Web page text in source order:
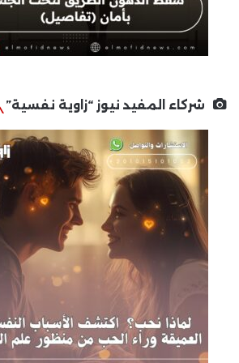
شركاء المفيد نيوز “زاوية نفسية”